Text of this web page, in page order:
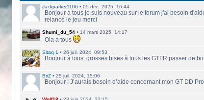
Jackparker1106 •05 déc. 2025, 16:44
Bonjour à tous je suis nouveau sur le forum j'ai besoin
relancé le jeu merci
Shumi_du_54 • 14 mars 2025, 14:17
Ola a tous
Sitaq 1 •26 juil. 2024, 09:53
Bonjour à tous, grosses bises à tous les GTFR passer de
BriZ •25 juil. 2024, 15:06
Bonjour ! J’aurais besoin d’aide concernant mon GT DD